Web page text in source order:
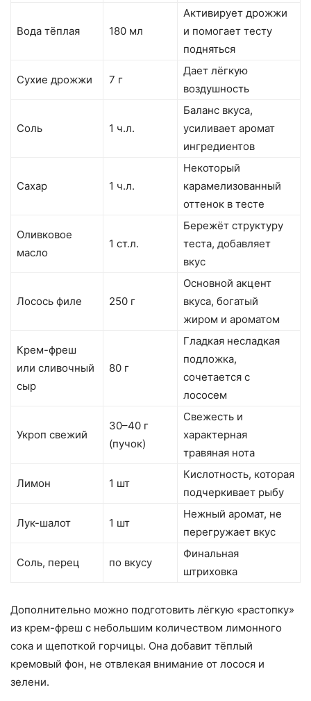
Вода тёплая 180 мл
Активирует дрожжи
и помогает тесту
подняться
Сухие дрожжи 7 г
Дает лёгкую
воздушность
Соль 1 ч.л.
Баланс вкуса,
усиливает аромат
ингредиентов
Сахар 1 ч.л.
Некоторый
карамелизованный
оттенок в тесте
Оливковое
масло
1 ст.л.
Бережёт структуру
теста, добавляет
вкус
Лосось филе 250 г
Основной акцент
вкуса, богатый
жиром и ароматом
Крем-фреш
или сливочный
сыр
80 г
Гладкая несладкая
подложка,
сочетается с
лососем
Укроп свежий
30–40 г
(пучок)
Свежесть и
характерная
травяная нота
Лимон 1 шт
Кислотность, которая
подчеркивает рыбу
Лук-шалот 1 шт
Нежный аромат, не
перегружает вкус
Соль, перец по вкусу
Финальная
штриховка
Дополнительно можно подготовить лёгкую «растопку»
из крем-фреш с небольшим количеством лимонного
сока и щепоткой горчицы. Она добавит тёплый
кремовый фон, не отвлекая внимание от лосося и
зелени.